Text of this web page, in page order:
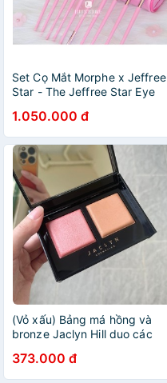
Set Cọ Mắt Morphe x Jeffree
Star - The Jeffree Star Eye
1.050.000 đ
(Vỏ xấu) Bảng má hồng và
bronze Jaclyn Hill duo các
373.000 đ